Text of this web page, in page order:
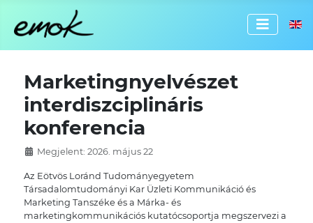
Marketingnyelvészet
interdiszciplináris
konferencia
Megjelent: 2026. május 22
Az Eötvös Loránd Tudományegyetem
Társadalomtudományi Kar Üzleti Kommunikáció és
Marketing Tanszéke és a Márka- és
marketingkommunikációs kutatócsoportja megszervezi a